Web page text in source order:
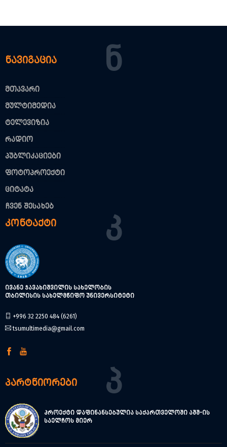
ნავიგაცია Ნ
მთავარი
მულტიმედია
ტელევიზია
რადიო
პუბლიკაციები
ფოტოპროექტი
ციტატა
ჩვენ შესახებ
კონტაქტი Კ
ივანე ჯავახიშვილის სახელობის
თბილისის სახელმწიფო უნივერსიტეტი
+996 32 2250 484 (6261)
tsumultimedia@gmail.com
პარტნიორები Პ
პროექტი დაფინანსებულია საქართველოში აშშ-ის
საელჩოს მიერ